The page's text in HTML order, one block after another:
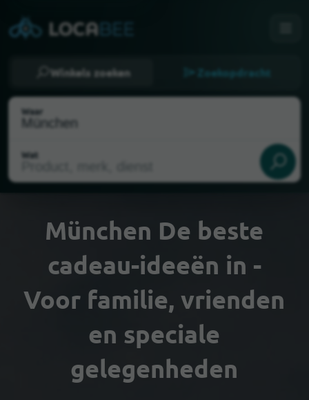
Winkels zoeken Zoekopdracht
Waar
Wat
Mijn locatie selecteren
München De beste
cadeau-ideeën in -
Voor familie, vrienden
en speciale
gelegenheden